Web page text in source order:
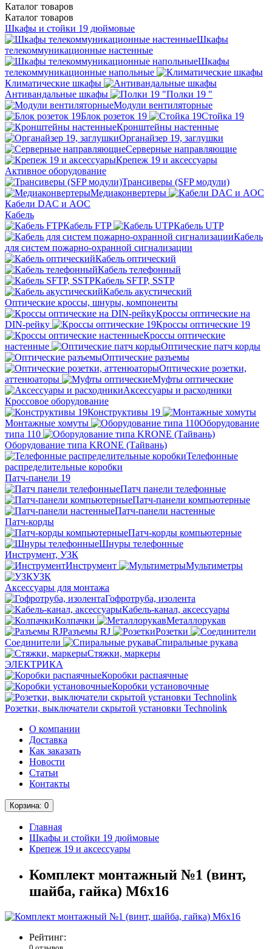
Каталог товаров
Каталог товаров
Шкафы и стойки 19 дюймовые
Шкафы
телекоммуникационные настенные
Шкафы
телекоммуникационные напольные
Климатические шкафы
Антивандальные шкафы
Полки 19 "
Модули вентиляторные
Блок розеток 19
Стойка 19
Кронштейны настенные
Органайзер 19, заглушки
Серверные направляющие
Крепеж 19 и аксессуары
Активное оборудование
Трансиверы (SFP модули)
Медиаконвертеры
Кабели DAC и AOC
Кабель
Кабель FTP
Кабель UTP
Кабель
для систем пожарно-охранной сигнализации
Кабель оптический
Кабель телефонный
Кабель SFTP, SSTP
Кабель акустический
Оптические кроссы, шнуры, компоненты
Кроссы оптические на
DIN-рейку
Кроссы оптические 19
Кроссы оптические
настенные
Оптические патч корды
Оптические разъемы
Оптические розетки,
аттенюаторы
Муфты оптические
Аксессуары и расходники
Кроссовое оборудование
Конструктивы 19
Монтажные хомуты
Оборудование
типа 110
Оборудование типа KRONE (Тайвань)
Телефонные
распределительные коробки
Патч-панели 19
Патч панели телефонные
Патч-панели компьютерные
Патч-панели настенные
Патч-корды
Патч-корды компьютерные
Шнуры телефонные
Инструмент, УЗК
Инструмент
Мультиметры
УЗК
Аксессуары для монтажа
Гофротруба, изолента
Кабель-канал, аксессуары
Колпачки
Металлорукав
Разъемы RJ
Розетки
Соединители
Спиральные рукава
Стяжки, маркеры
ЭЛЕКТРИКА
Коробки распаячные
Коробки установочные
Розетки, выключатели скрытой установки Technolink
О компании
Доставка
Как заказать
Новости
Статьи
Контакты
Корзина: 0
Главная
Шкафы и стойки 19 дюймовые
Крепеж 19 и аксессуары
Комплект монтажный №1 (винт,
шайба, гайка) М6х16
Рейтинг: